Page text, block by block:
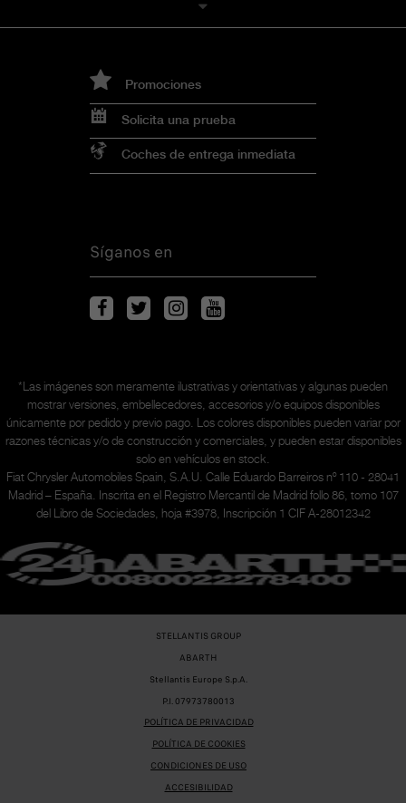
Promociones
Solicita una prueba
Coches de entrega inmediata
Síganos en
*Las imágenes son meramente ilustrativas y orientativas y algunas pueden
mostrar versiones, embellecedores, accesorios y/o equipos disponibles
únicamente por pedido y previo pago. Los colores disponibles pueden variar por
razones técnicas y/o de construcción y comerciales, y pueden estar disponibles
solo en vehículos en stock.
Fiat Chrysler Automobiles Spain, S.A.U. Calle Eduardo Barreiros nº 110 - 28041
Madrid – España. Inscrita en el Registro Mercantil de Madrid follo 86, tomo 107
del Libro de Sociedades, hoja #3978, Inscripción 1 CIF A-28012342
STELLANTIS GROUP
ABARTH
Stellantis Europe S.p.A.
P.I. 07973780013
POLÍTICA DE PRIVACIDAD
POLÍTICA DE COOKIES
CONDICIONES DE USO
ACCESIBILIDAD